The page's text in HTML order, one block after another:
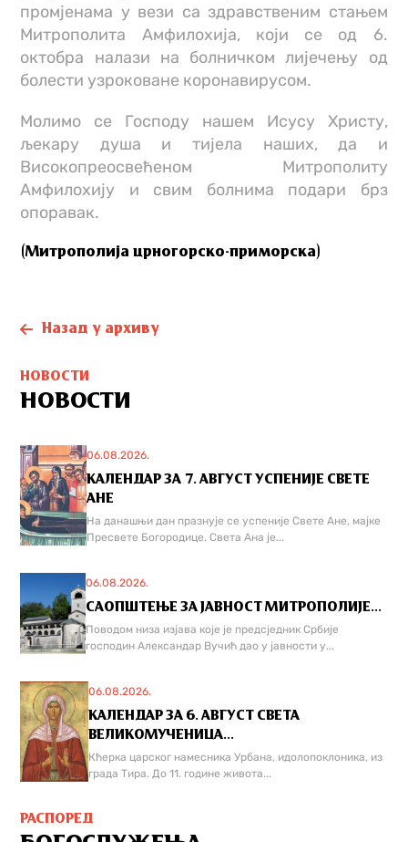
промјенама у вези са здравственим стањем
Митрополита Амфилохија, који се од 6.
октобра налази на болничком лијечењу од
болести узроковане коронавирусом.
Молимо се Господу нашем Исусу Христу,
љекару душа и тијела наших, да и
Високопреосвећеном Митрополиту
Амфилохију и свим болнима подари брз
опоравак.
(Митрополија црногорско-приморска)
Назад у архиву
НОВОСТИ
НОВОСТИ
06.08.2026.
КАЛЕНДАР ЗА 7. АВГУСТ УСПЕНИЈЕ СВЕТЕ
АНЕ
На данашњи дан празнује се успеније Свете Ане, мајке
Пресвете Богородице. Света Ана је...
06.08.2026.
САОПШТЕЊЕ ЗА ЈАВНОСТ МИТРОПОЛИЈЕ...
Поводом низа изјава које је предсједник Србије
господин Александар Вучић дао у јавности у...
06.08.2026.
КАЛЕНДАР ЗА 6. АВГУСТ СВЕТА
ВЕЛИКОМУЧЕНИЦА...
Кћерка царског намесника Урбана, идолопоклоника, из
града Тира. До 11. године живота...
РАСПОРЕД